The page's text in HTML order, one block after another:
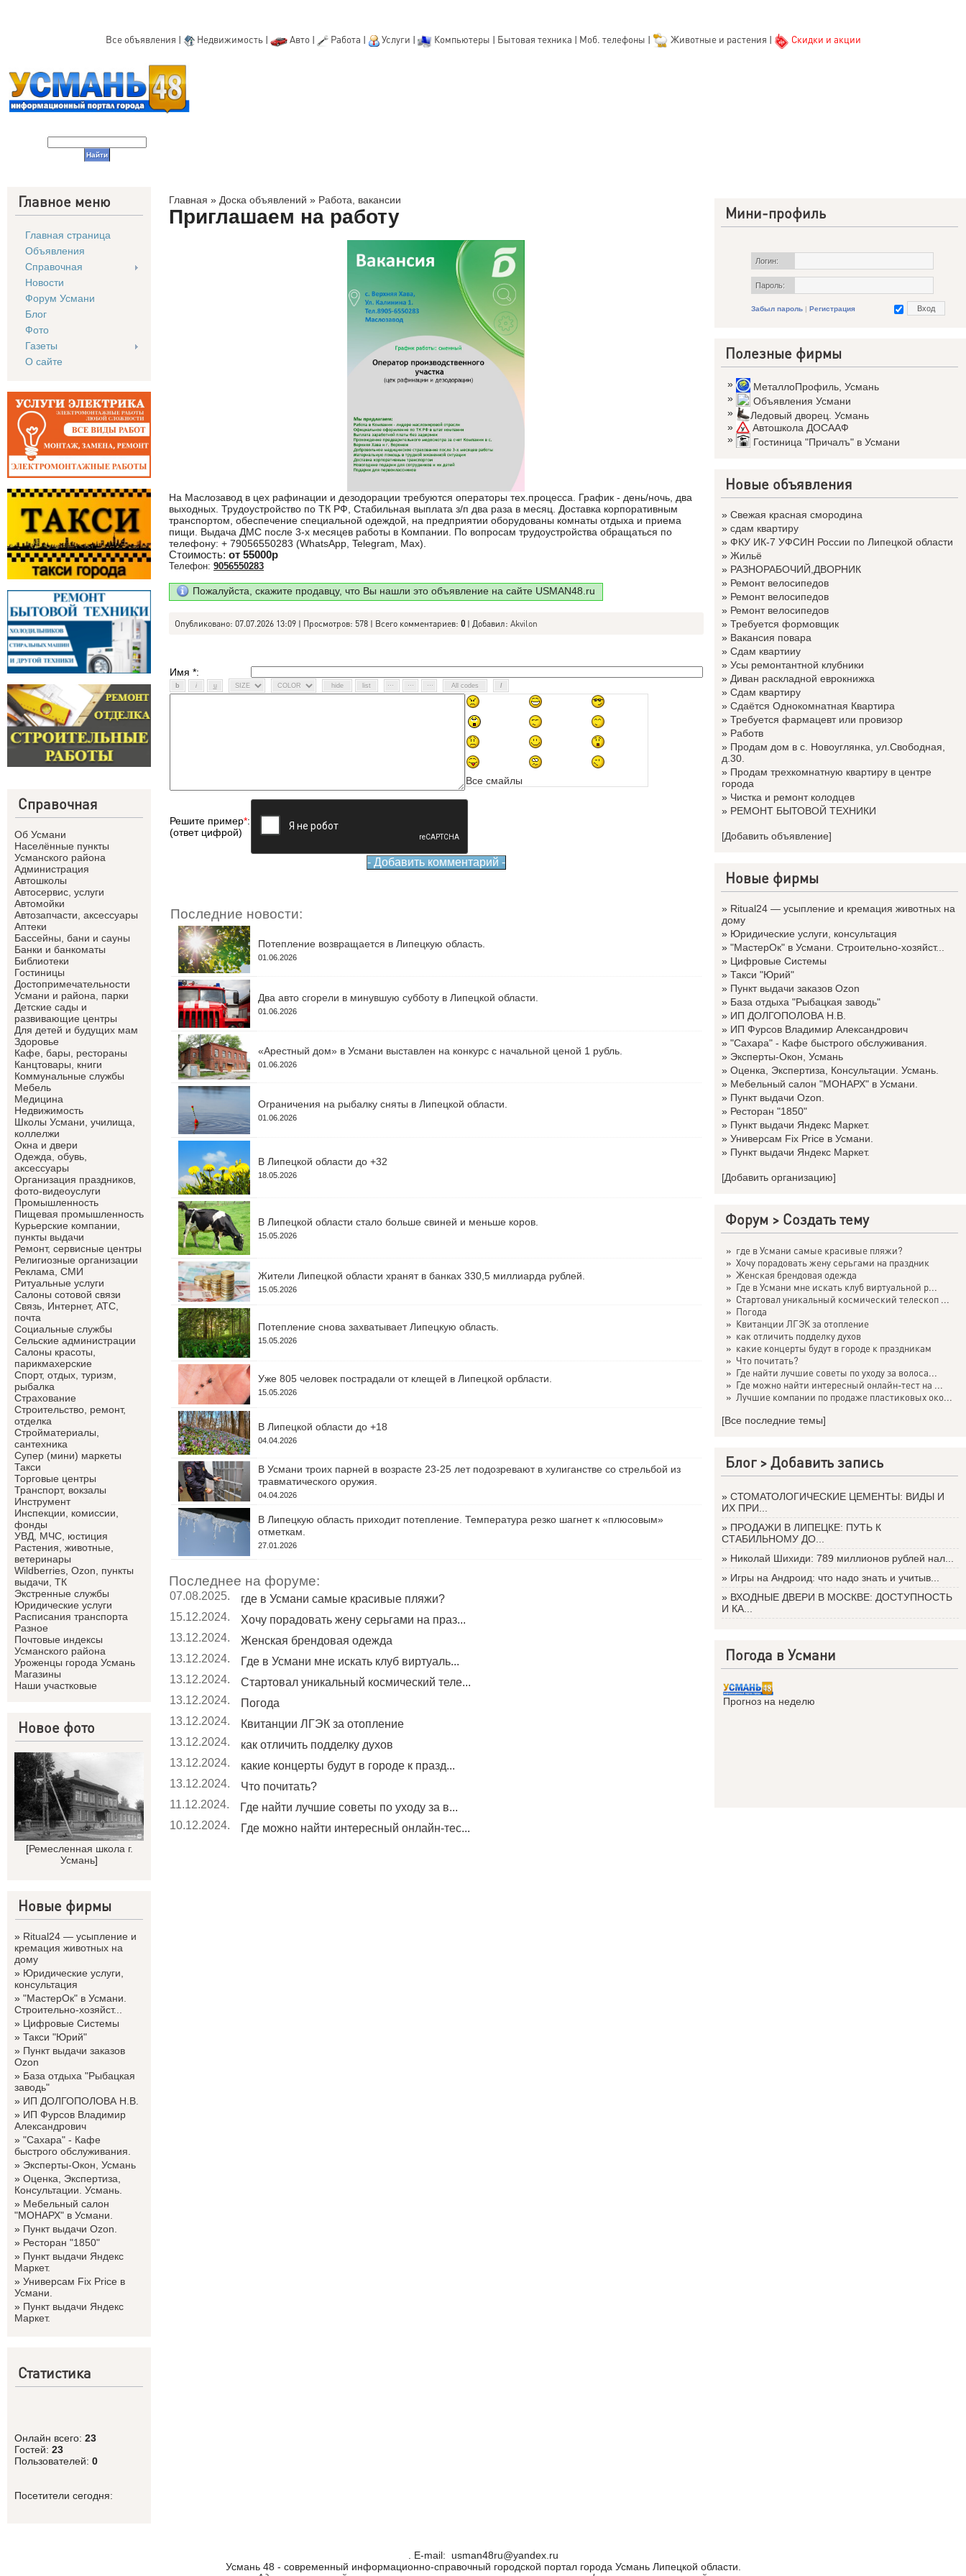
Все объявления | Недвижимость | Авто| Работа | Услуги | Компьютеры | Бытовая техника | Моб. телефоны | Животные и растения | Скидки и акции
Главное меню
Главная страница
Объявления
Справочная
Новости
Форум Усмани
Блог
Фото
Газеты
О сайте
Справочная
Об Усмани
Населённые пункты
Усманского района
Администрация
Автошколы
Автосервис, услуги
Автомойки
Автозапчасти, аксессуары
Аптеки
Бассейны, бани и сауны
Банки и банкоматы
Библиотеки
Гостиницы
Достопримечательности
Усмани и района, парки
Детские сады и
развивающие центры
Для детей и будущих мам
Здоровье
Кафе, бары, рестораны
Канцтовары, книги
Коммунальные службы
Мебель
Медицина
Недвижимость
Школы Усмани, училища,
коллелжи
Окна и двери
Одежда, обувь,
аксессуары
Организация праздников,
фото-видеоуслуги
Промышленность
Пищевая промышленность
Курьерские компании,
пункты выдачи
Ремонт, сервисные центры
Религиозные организации
Реклама, СМИ
Ритуальные услуги
Салоны сотовой связи
Связь, Интернет, АТС,
почта
Социальные службы
Сельские администрации
Салоны красоты,
парикмахерские
Спорт, отдых, туризм,
рыбалка
Страхование
Строительство, ремонт,
отделка
Cтройматериалы,
сантехника
Супер (мини) маркеты
Такси
Торговые центры
Транспорт, вокзалы
Инструмент
Инспекции, комиссии,
фонды
УВД, МЧС, юстиция
Растения, животные,
ветеринары
Wildberries, Ozon, пункты
выдачи, ТК
Экстренные службы
Юридические услуги
Расписания транспорта
Разное
Почтовые индексы
Усманского района
Уроженцы города Усмань
Магазины
Наши участковые
Новое фото
[Ремесленная школа г.
Усмань]
Новые фирмы
» Ritual24 — усыпление и
кремация животных на
дому
» Юридические услуги,
консультация
» "МастерОк" в Усмани.
Строительно-хозяйст...
» Цифровые Системы
» Такси "Юрий"
» Пункт выдачи заказов
Ozon
» База отдыха "Рыбацкая
заводь"
» ИП ДОЛГОПОЛОВА Н.В.
» ИП Фурсов Владимир
Александрович
» "Сахара" - Кафе
быстрого обслуживания.
» Эксперты-Окон, Усмань
» Оценка, Экспертиза,
Консультации. Усмань.
» Мебельный салон
"МОНАРХ" в Усмани.
» Пункт выдачи Ozon.
» Ресторан "1850"
» Пункт выдачи Яндекс
Маркет.
» Универсам Fix Price в
Усмани.
» Пункт выдачи Яндекс
Маркет.
Статистика
Онлайн всего: 23
Гостей: 23
Пользователей: 0
Посетители сегодня:
Главная » Доска объявлений » Работа, вакансии
Приглашаем на работу
На Маслозавод в цех рафинации и дезодорации требуются операторы тех.процесса. График - день/ночь, два
выходных. Трудоустройство по ТК РФ, Стабильная выплата з/п два раза в месяц. Доставка корпоративным
транспортом, обеспечение специальной одеждой, на предприятии оборудованы комнаты отдыха и приема
пищи. Выдача ДМС после 3-х месяцев работы в Компании. По вопросам трудоустройства обращаться по
телефону: + 79056550283 (WhatsApp, Telegram, Max).
Стоимость: от 55000р
Телефон: 9056550283
Пожалуйста, скажите продавцу, что Вы нашли это объявление на сайте USMAN48.ru
Опубликовано: 07.07.2026 13:09 | Просмотров: 578 | Всего комментариев: 0 | Добавил: Akvilon
Имя *:
Все смайлы
Решите пример*:
(ответ цифрой)
Последние новости:
Потепление возвращается в Липецкую область.
01.06.2026
Два авто сгорели в минувшую субботу в Липецкой области.
01.06.2026
«Арестный дом» в Усмани выставлен на конкурс с начальной ценой 1 рубль.
01.06.2026
Ограничения на рыбалку сняты в Липецкой области.
01.06.2026
В Липецкой области до +32
18.05.2026
В Липецкой области стало больше свиней и меньше коров.
15.05.2026
Жители Липецкой области хранят в банках 330,5 миллиарда рублей.
15.05.2026
Потепление снова захватывает Липецкую область.
15.05.2026
Уже 805 человек пострадали от клещей в Липецкой орбласти.
15.05.2026
В Липецкой области до +18
04.04.2026
В Усмани троих парней в возрасте 23-25 лет подозревают в хулиганстве со стрельбой из
травматического оружия.
04.04.2026
В Липецкую область приходит потепление. Температура резко шагнет к «плюсовым»
отметкам.
27.01.2026
Последнее на форуме:
07.08.2025.
где в Усмани самые красивые пляжи?
15.12.2024.
Хочу порадовать жену серьгами на праз...
13.12.2024.
Женская брендовая одежда
13.12.2024.
Где в Усмани мне искать клуб виртуаль...
13.12.2024.
Стартовал уникальный космический теле...
13.12.2024.
Погода
13.12.2024.
Квитанции ЛГЭК за отопление
13.12.2024.
как отличить подделку духов
13.12.2024.
какие концерты будут в городе к празд...
13.12.2024.
Что почитать?
11.12.2024.
Где найти лучшие советы по уходу за в...
10.12.2024.
Где можно найти интересный онлайн-тес...
Мини-профиль
Логин:
Пароль:
Забыл пароль | Регистрация
Полезные фирмы
» МеталлоПрофиль Усмань
»
Объявления Усмани
»
Ледовый дворец. Усмань
»
Автошкола ДОСААФ
»
Гостиница "Причалъ" в Усмани
Новые объявления
» Свежая красная смородина
» сдам квартиру
» ФКУ ИК-7 УФСИН России по Липецкой области
» Жильё
» РАЗНОРАБОЧИЙ,ДВОРНИК
» Ремонт велосипедов
» Ремонт велосипедов
» Ремонт велосипедов
» Требуется формовщик
» Вакансия повара
» Сдам квартииу
» Усы ремонтантной клубники
» Диван раскладной еврокнижка
» Сдам квартиру
» Сдаётся Однокомнатная Квартира
» Требуется фармацевт или провизор
» Работв
» Продам дом в с. Новоуглянка, ул.Свободная,
д.30.
» Продам трехкомнатную квартиру в центре
города
» Чистка и ремонт колодцев
» РЕМОНТ БЫТОВОЙ ТЕХНИКИ
[Добавить объявление]
Новые фирмы
» Ritual24 — усыпление и кремация животных на
дому
» Юридические услуги, консультация
» "МастерОк" в Усмани. Строительно-хозяйст...
» Цифровые Системы
» Такси "Юрий"
» Пункт выдачи заказов Ozon
» База отдыха "Рыбацкая заводь"
» ИП ДОЛГОПОЛОВА Н.В.
» ИП Фурсов Владимир Александрович
» "Сахара" - Кафе быстрого обслуживания.
» Эксперты-Окон, Усмань
» Оценка, Экспертиза, Консультации. Усмань.
» Мебельный салон "МОНАРХ" в Усмани.
» Пункт выдачи Ozon.
» Ресторан "1850"
» Пункт выдачи Яндекс Маркет.
» Универсам Fix Price в Усмани.
» Пункт выдачи Яндекс Маркет.
[Добавить организацию]
Форум > Создать тему
» где в Усмани самые красивые пляжи?
» Хочу порадовать жену серьгами на праздник
» Женская брендовая одежда
» Где в Усмани мне искать клуб виртуальной р...
» Стартовал уникальный космический телескоп ...
» Погода
» Квитанции ЛГЭК за отопление
» как отличить подделку духов
» какие концерты будут в городе к праздникам
» Что почитать?
» Где найти лучшие советы по уходу за волоса...
» Где можно найти интересный онлайн-тест на ...
» Лучшие компании по продаже пластиковых око...
[Все последние темы]
Блог >Добавить запись
» СТОМАТОЛОГИЧЕСКИЕ ЦЕМЕНТЫ: ВИДЫ И
ИХ ПРИ...
» ПРОДАЖИ В ЛИПЕЦКЕ: ПУТЬ К
СТАБИЛЬНОМУ ДО...
» Николай Шихиди: 789 миллионов рублей нал...
» Игры на Андроид: что надо знать и учитыв...
» ВХОДНЫЕ ДВЕРИ В МОСКВЕ: ДОСТУПНОСТЬ
И КА...
Погода в Усмани
Прогноз на неделю
. Е-mail: usman48ru@yandex.ru
Усмань 48 - современный информационно-справочный городской портал города Усмань Липецкой области.